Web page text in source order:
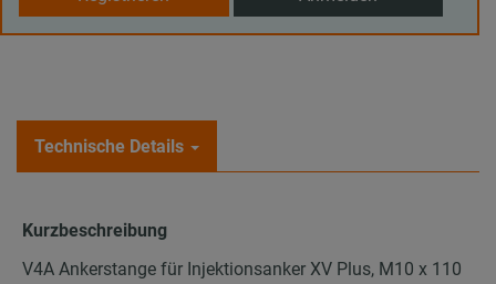
Technische Details
Kurzbeschreibung
V4A Ankerstange für Injektionsanker XV Plus, M10 x 110